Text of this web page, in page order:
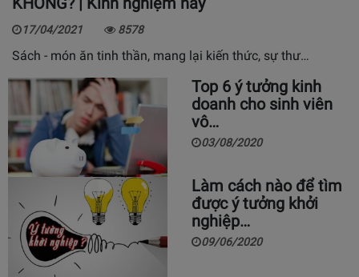
17/04/2021 8578
Sách - món ăn tinh thần, mang lại kiến thức, sự thư…
Top 6 ý tưởng kinh
doanh cho sinh viên
vô…
03/08/2020
Làm cách nào để tìm
được ý tưởng khởi
nghiệp…
09/06/2020